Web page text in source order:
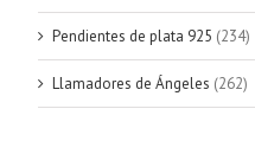
Pendientes de plata 925 (234)
Llamadores de Ángeles (262)